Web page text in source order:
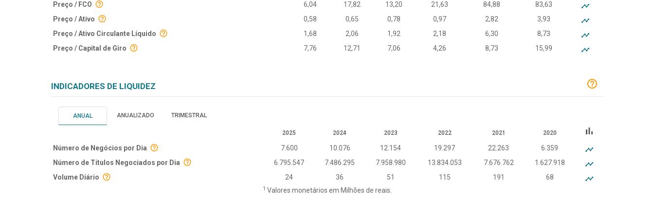
Preço / FCO
6,04 17,82 13,20 21,63 84,88
83,63
Preço / Ativo
0,58 0,65 0,78 0,97 2,82
3,93
Preço / Ativo Circulante Líquido
1,68 2,06 1,92 2,18 6,30
8,73
Preço / Capital de Giro
7,76 12,71 7,06 4,26 8,73 15,99
INDICADORES DE LIQUIDEZ
ANUAL ANUALIZADO TRIMESTRAL
2025 2024 2023 2022 2021 2020 bar_chart
Número de Negócios por Dia 7.600 10.076 12.154 19.297 22.263
6.359
Número de Títulos Negociados por Dia
6.795.547 7.486.295 7.958.980 13.834.053 7.676.762
1.627.918
Volume Diário
24 36 51 115 191 68
1 Valores monetários em Milhões de reais.